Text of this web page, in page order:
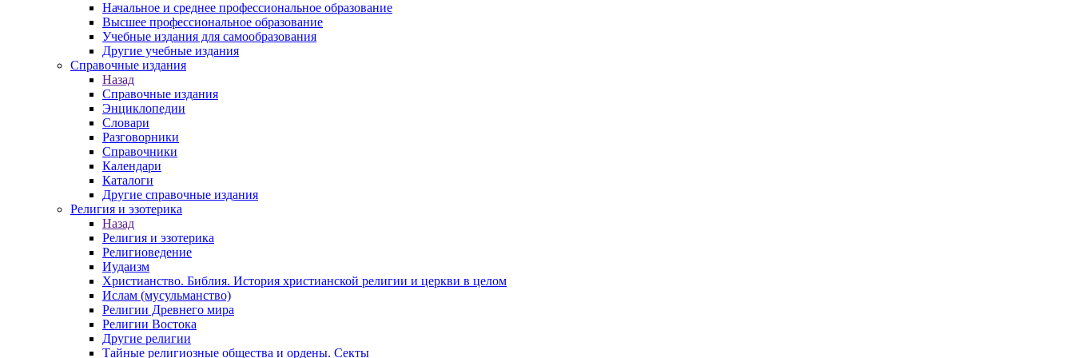
Начальное и среднее профессиональное образование
Высшее профессиональное образование
Учебные издания для самообразования
Другие учебные издания
Справочные издания
Назад
Справочные издания
Энциклопедии
Словари
Разговорники
Справочники
Календари
Каталоги
Другие справочные издания
Религия и эзотерика
Назад
Религия и эзотерика
Религиоведение
Иудаизм
Христианство. Библия. История христианской религии и церкви в целом
Ислам (мусульманство)
Религии Древнего мира
Религии Востока
Другие религии
Тайные религиозные общества и ордены. Секты